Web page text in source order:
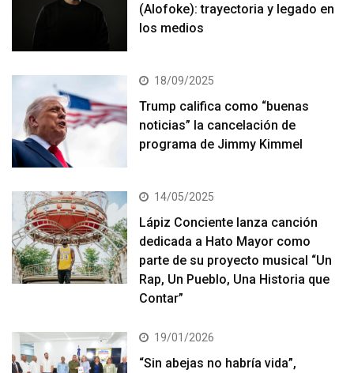
(Alofoke): trayectoria y legado en
los medios
18/09/2025
Trump califica como “buenas
noticias” la cancelación de
programa de Jimmy Kimmel
14/05/2025
Lápiz Conciente lanza canción
dedicada a Hato Mayor como
parte de su proyecto musical “Un
Rap, Un Pueblo, Una Historia que
Contar”
19/01/2026
“Sin abejas no habría vida”,